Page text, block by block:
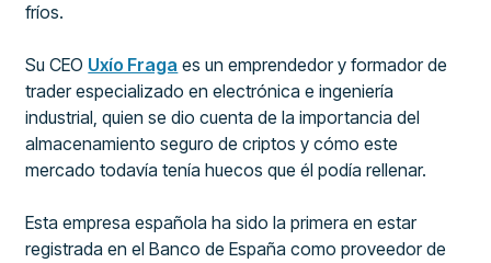
fríos.
Su CEO Uxío Fraga es un emprendedor y formador de
trader especializado en electrónica e ingeniería
industrial, quien se dio cuenta de la importancia del
almacenamiento seguro de criptos y cómo este
mercado todavía tenía huecos que él podía rellenar.
Esta empresa española ha sido la primera en estar
registrada en el Banco de España como proveedor de